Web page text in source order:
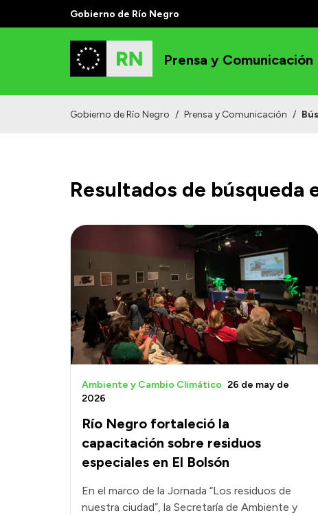
Gobierno de Río Negro
Prensa y Comunicación
Gobierno de Río Negro / Prensa y Comunicación /
Resultados de búsqueda
Río Negro fortaleció la
capacitación sobre residuos
especiales en El Bolsón
Ambiente y Cambio Climático 26 de may de
2026
En el marco de la Jornada “Los residuos de
nuestra ciudad”, la Secretaría de Ambiente y